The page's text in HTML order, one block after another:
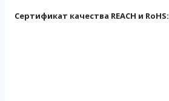
Сертификат качества REACH и RoHS: